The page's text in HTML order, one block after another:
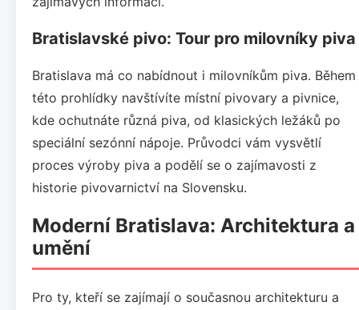
Bratislavské pivo: Tour pro milovníky piva
Bratislava má co nabídnout i milovníkům piva. Během
této prohlídky navštívíte místní pivovary a pivnice,
kde ochutnáte různá piva, od klasických ležáků po
speciální sezónní nápoje. Průvodci vám vysvětlí
proces výroby piva a podělí se o zajímavosti z
historie pivovarnictví na Slovensku.
Moderní Bratislava: Architektura a
umění
Pro ty, kteří se zajímají o současnou architekturu a